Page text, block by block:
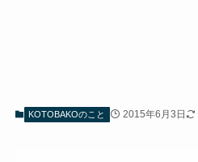
KOTOBAKOのこと 2015年6月3日